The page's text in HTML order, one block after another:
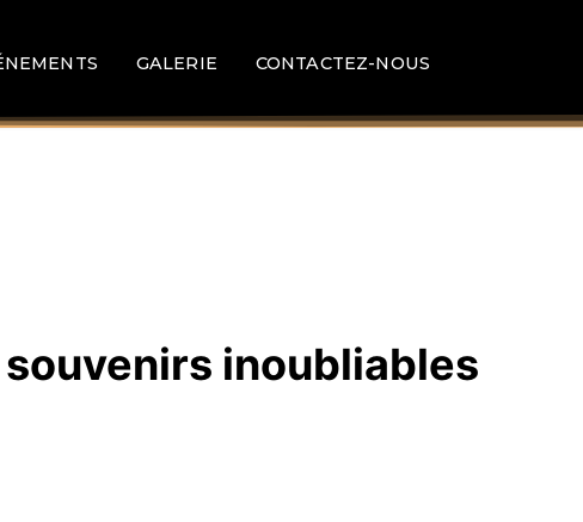
GALERIE CONTACTEZ-NOUS
souvenirs inoubliables